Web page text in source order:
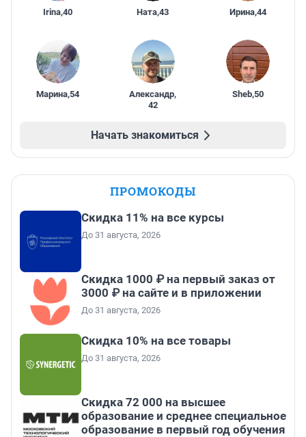
Irina,40 Ната,43 Ирина,44
Марина,54 Александр,
42
Sheb,50
Начать знакомиться
ПРОМОКОДЫ
Скидка 11% на все курсы
До 31 августа, 2026
Скидка 1000 ₽ на первый заказ от
3000 ₽ на сайте и в приложении
До 31 августа, 2026
Скидка 10% на все товары
До 31 августа, 2026
Скидка 72 000 на высшее
образование и среднее специальное
образование в первый год обучения